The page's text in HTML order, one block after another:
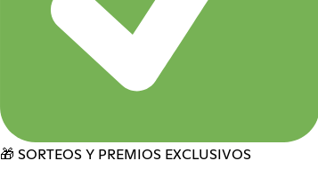
🎁 SORTEOS Y PREMIOS EXCLUSIVOS